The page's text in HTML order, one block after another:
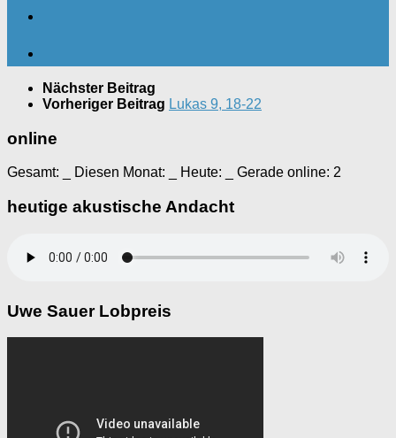
Nächster Beitrag
Vorheriger Beitrag Lukas 9, 18-22
online
Gesamt: Diesen Monat: Heute: Gerade online: 2
heutige akustische Andacht
Uwe Sauer Lobpreis